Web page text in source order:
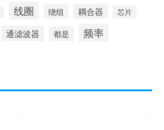
线圈 绕组 耦合器 芯片
通滤波器 都是 频率